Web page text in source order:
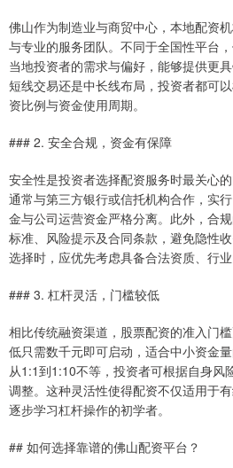
佛山作为制造业与商贸中心，本地配资
与专业的服务团队。不同于全国性平台
当地投资者的需求与偏好，能够提供更
短线交易还是中长线布局，投资者都可
资比例与资金使用周期。
### 2. 安全合规，资金有保障
安全性是投资者选择配资服务时最关心
通常与第三方银行或信托机构合作，实
金与公司运营资金严格分离。此外，合
标准、风险提示及合同条款，避免隐性
选择时，应优先考虑具备合法资质、行业
### 3. 杠杆灵活，门槛较低
相比传统融资渠道，股票配资的准入门
低只需数千元即可启动，适合中小资金
从1:1到1:10不等，投资者可根据自身风
调整。这种灵活性使得配资不仅适用于
逐步学习杠杆操作的初学者。
## 如何选择靠谱的佛山配资平台？